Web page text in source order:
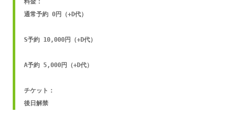
通常予約 0円（+D代）
S予約 10,000円（+D代）
A予約 5,000円（+D代）
チケット：
後日解禁